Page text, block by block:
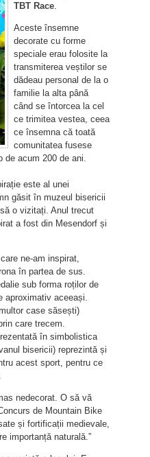
TBT Race.
Aceste însemne
decorate cu forme
speciale erau folosite la
transmiterea veștilor se
dădeau personal de la o
familie la alta până
când se întorcea la cel
ce trimitea vestea, ceea
ce însemna că toată
comunitatea fusese
de acum 200 de ani.
este al unei
găsit în muzeul bisericii
o vizitați. Anul trecut
a fost din Mesendorf și
ne-am inspirat,
în partea de sus.
sub forma roților de
aproximativ aceeași.
case săsești)
care trecem.
în simbolistica
bisericii) reprezintă și
acest sport, pentru ce
nedecorat. O să vă
de Mountain Bike
și fortificații medievale,
importanță naturală.”